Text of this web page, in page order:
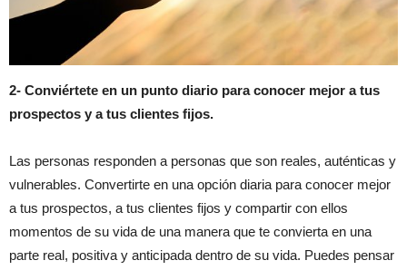
2- Conviértete en un punto diario para conocer mejor a tus
prospectos y a tus clientes fijos.
Las personas responden a personas que son reales, auténticas y
vulnerables. Convertirte en una opción diaria para conocer mejor
a tus prospectos, a tus clientes fijos y compartir con ellos
momentos de su vida de una manera que te convierta en una
parte real, positiva y anticipada dentro de su vida. Puedes pensar